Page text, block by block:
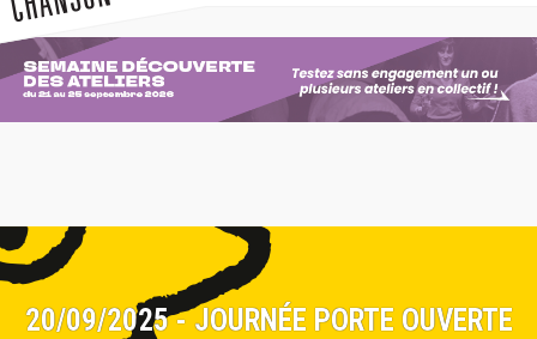
20/09/2025 - JOURNÉE PORTE OUVERTE